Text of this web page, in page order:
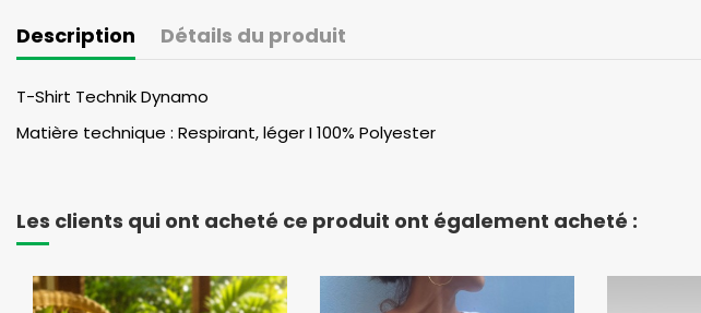
Description Détails du produit
T-Shirt Technik Dynamo
Matière technique : Respirant, léger I 100% Polyester
Les clients qui ont acheté ce produit ont également acheté :